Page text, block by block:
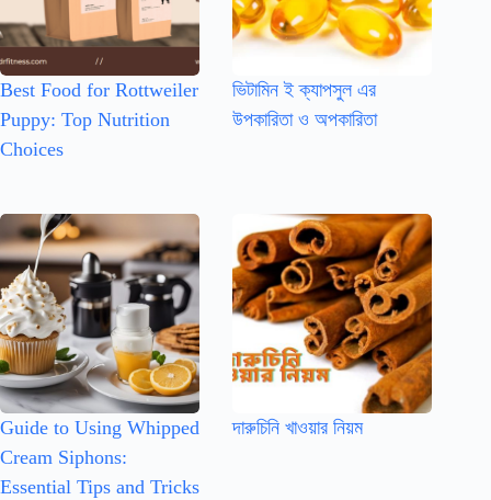
Best Food for Rottweiler
Puppy: Top Nutrition
Choices
ভিটামিন ই ক্যাপসুল এর
উপকারিতা ও অপকারিতা
Guide to Using Whipped
Cream Siphons:
Essential Tips and Tricks
দারুচিনি খাওয়ার নিয়ম